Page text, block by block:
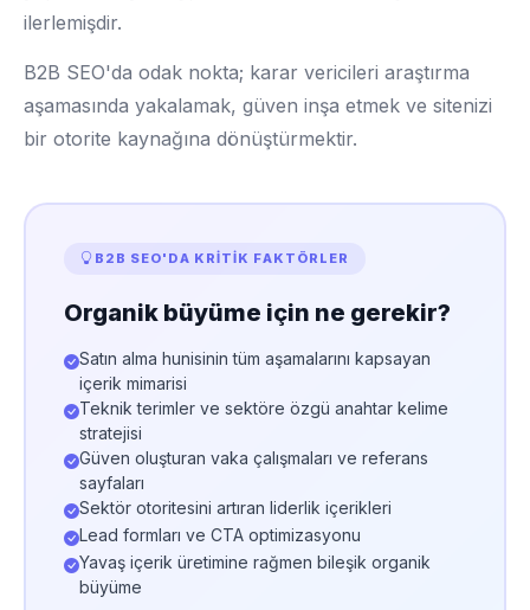
ilerlemişdir.
B2B SEO'da odak nokta; karar vericileri araştırma
aşamasında yakalamak, güven inşa etmek ve sitenizi
bir otorite kaynağına dönüştürmektir.
B2B SEO'DA KRITIK FAKTÖRLER
Organik büyüme için ne gerekir?
Satın alma hunisinin tüm aşamalarını kapsayan
içerik mimarisi
Teknik terimler ve sektöre özgü anahtar kelime
stratejisi
Güven oluşturan vaka çalışmaları ve referans
sayfaları
Sektör otoritesini artıran liderlik içerikleri
Lead formları ve CTA optimizasyonu
Yavaş içerik üretimine rağmen bileşik organik
büyüme